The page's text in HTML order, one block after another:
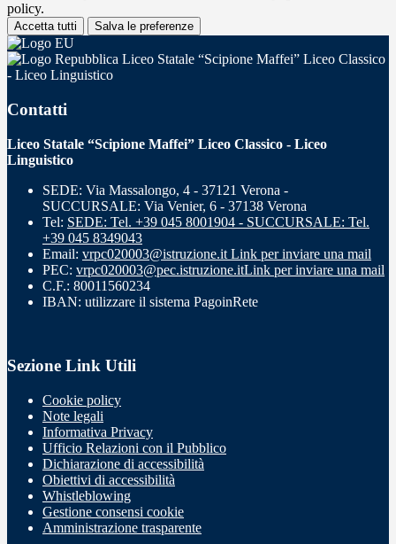
policy.
Accetta tutti Salva le preferenze
Liceo Statale “Scipione Maffei” Liceo Classico
- Liceo Linguistico
Contatti
Liceo Statale “Scipione Maffei” Liceo Classico - Liceo
Linguistico
SEDE: Via Massalongo, 4 - 37121 Verona -
SUCCURSALE: Via Venier, 6 - 37138 Verona
Tel: SEDE: Tel. +39 045 8001904 - SUCCURSALE: Tel.
+39 045 8349043
Email: vrpc020003@istruzione.it Link per inviare una mail
PEC: vrpc020003@pec.istruzione.itLink per inviare una mail
C.F.: 80011560234
IBAN: utilizzare il sistema PagoinRete
Sezione Link Utili
Cookie policy
Note legali
Informativa Privacy
Ufficio Relazioni con il Pubblico
Dichiarazione di accessibilità
Obiettivi di accessibilità
Whistleblowing
Gestione consensi cookie
Amministrazione trasparente